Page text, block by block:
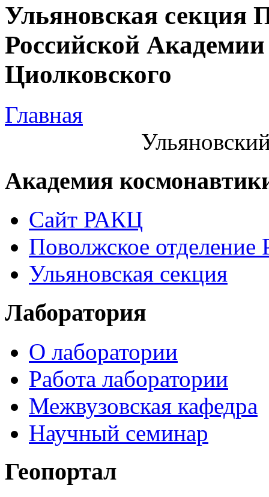
Ульяновская секция
Российской
Циолковского
Главная
Академия
Сайт РАКЦ
Поволжское
Ульяновская секция
Лаборатория
О лаборатории
Работа лаборатории
Межвузовская кафедра
Научный семинар
Геопортал